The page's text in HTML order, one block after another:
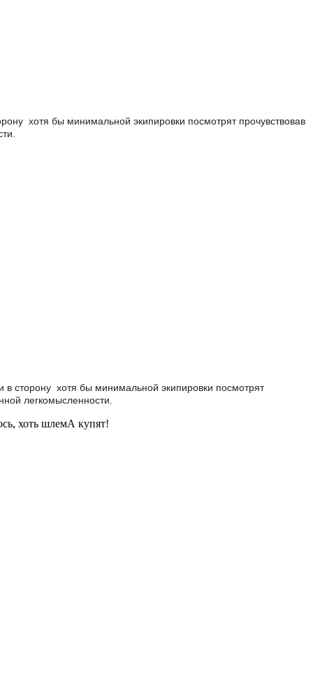
хотя бы минимальной экипировки посмотрят прочувствовав
сторону хотя бы минимальной экипировки посмотрят
легкомысленности.
хоть шлемА купят!